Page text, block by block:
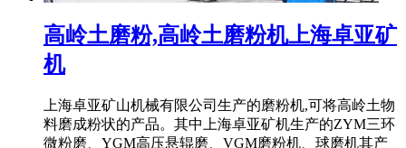
高岭土磨粉,高岭土磨粉机上海卓亚矿
机
上海卓亚矿山机械有限公司生产的磨粉机,可将高岭土物
料磨成粉状的产品。其中上海卓亚矿机生产的ZYM三环
微粉磨、YGM高压悬辊磨、VGM磨粉机、球磨机其产